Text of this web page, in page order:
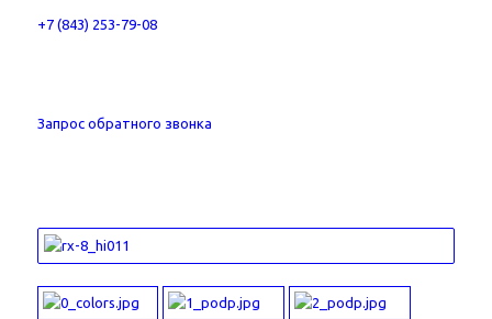
+7 (843) 253-79-08
Запрос обратного звонка